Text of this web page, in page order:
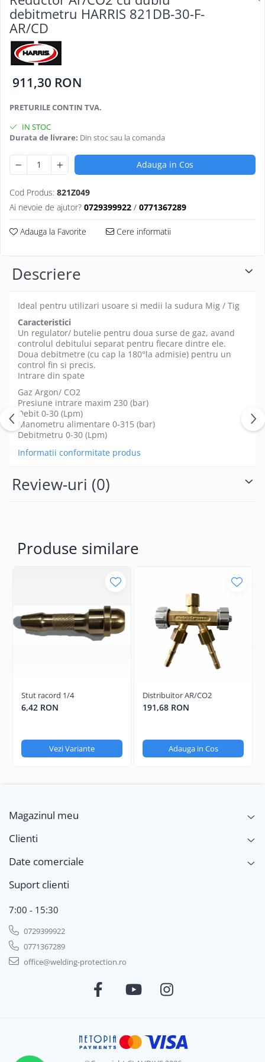
Oculara
Imbracaminte
debitmetru HARRIS 821DB-30-F-
AR/CD
911,30 RON
PRETURILE CONTIN TVA.
IN STOC
Durata de livrare: Din stoc sau la comanda
Adauga in Cos
Cod Produs: 821Z049
Ai nevoie de ajutor? 0729399922 / 0771367289
Adauga la Favorite Cere informatii
Descriere
Ideal pentru utilizari usoare si medii la sudura Mig / Tig
Caracteristici
Un regulator/ butelie pentru doua surse de gaz, avand
controlul debitului separat pentru fiecare dintre ele.
Doua debitmetre (cu cap la 180°la admisie) pentru un
control fin si precis.
Intrare din spate
Gaz Argon/ CO2
Presiune intrare maxim 230 (bar)
Debit 0-30 (Lpm)
Manometru alimentare 0-315 (bar)
Debitmetru 0-30 (Lpm)
Informatii conformitate produs
Review-uri (0)
Produse similare
Stut racord 1/4
6,42 RON
Vezi Variante
Distribuitor AR/CO2
191,68 RON
Adauga in Cos
Magazinul meu
Clienti
Date comerciale
Suport clienti
7:00 - 15:30
0729399922
0771367289
office@welding-protection.ro